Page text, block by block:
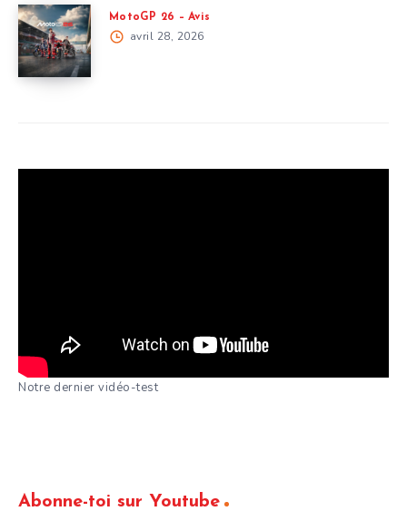
MotoGP 26 – Avis
avril 28, 2026
Notre dernier vidéo-test
Abonne-toi sur Youtube